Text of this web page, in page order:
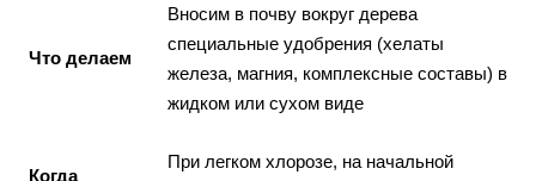
Что делаем
Вносим в почву вокруг дерева
специальные удобрения (хелаты
железа, магния, комплексные составы) в
жидком или сухом виде
Когда
При легком хлорозе, на начальной